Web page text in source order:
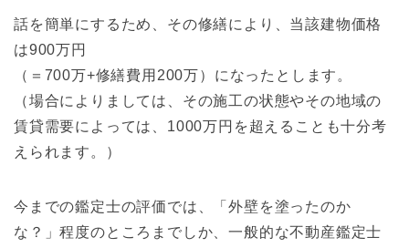
話を簡単にするため、その修繕により、当該建物価格
は900万円
（＝700万+修繕費用200万）になったとします。
（場合によりましては、その施工の状態やその地域の
賃貸需要によっては、1000万円を超えることも十分考
えられます。）
今までの鑑定士の評価では、「外壁を塗ったのか
な？」程度のところまでしか、一般的な不動産鑑定士